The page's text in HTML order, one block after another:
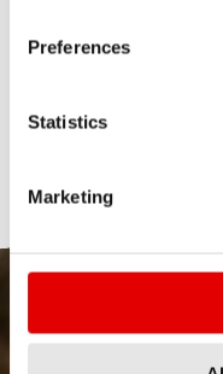
Preferences
Statistics
Marketing
好奇心、情熱、